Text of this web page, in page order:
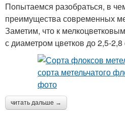
Попытаемся разобраться, в
преимущества современных
Заметим, что к
с диаметром цветков до 2,5-2,8
читать дальше →